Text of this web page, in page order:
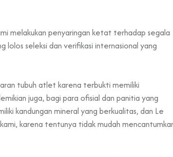
melakukan penyaringan ketat terhadap segala
seleksi dan verifikasi internasional yang
tubuh atlet karena terbukti memiliki
juga, bagi para ofisial dan panitia yang
kandungan mineral yang berkualitas, dan Le
karena tentunya tidak mudah